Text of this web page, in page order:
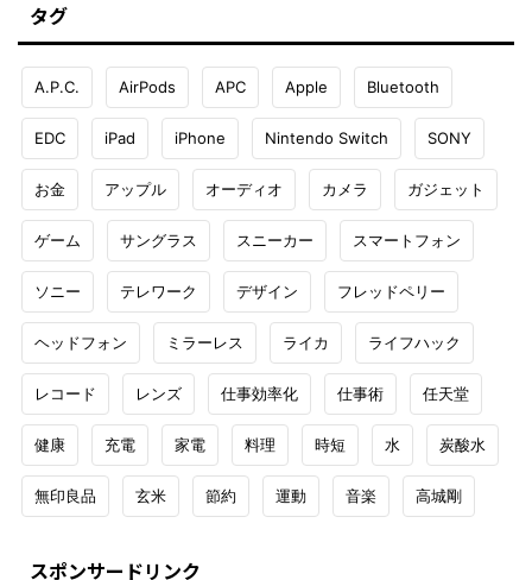
タグ
A.P.C. AirPods APC Apple Bluetooth
EDC iPad iPhone Nintendo Switch SONY
お金 アップル オーディオ カメラ ガジェット
ゲーム サングラス スニーカー スマートフォン
ソニー テレワーク デザイン フレッドペリー
ヘッドフォン ミラーレス ライカ ライフハック
レコード レンズ 仕事効率化 仕事術 任天堂
健康 充電 家電 料理 時短 水 炭酸水
無印良品 玄米 節約 運動 音楽 高城剛
スポンサードリンク